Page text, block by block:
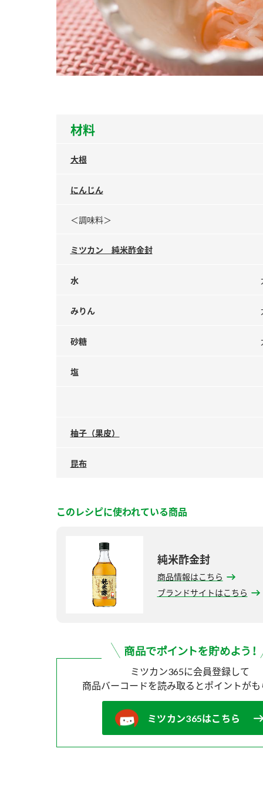
材料
大根
にんじん
＜調味料＞
ミツカン 純米酢金封
水
みりん
砂糖
塩
柚子（果皮）
昆布
このレシピに使われている商品
純米酢金封
商品情報はこちら
ブランドサイトはこちら
ミツカン365に会員登録して
商品バーコードを読み取ると ポイントが
ミツカン365はこちら